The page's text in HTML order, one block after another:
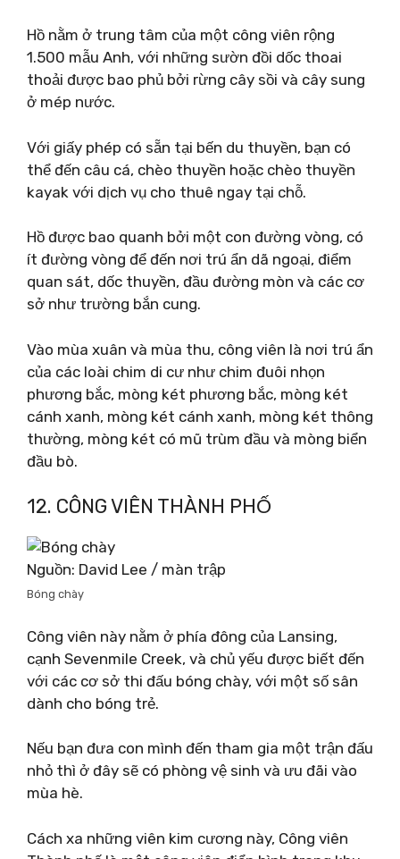
Hồ nằm ở trung tâm của một công viên rộng
1.500 mẫu Anh, với những sườn đồi dốc thoai
thoải được bao phủ bởi rừng cây sồi và cây sung
ở mép nước.
Với giấy phép có sẵn tại bến du thuyền, bạn có
thể đến câu cá, chèo thuyền hoặc chèo thuyền
kayak với dịch vụ cho thuê ngay tại chỗ.
Hồ được bao quanh bởi một con đường vòng, có
ít đường vòng để đến nơi trú ẩn dã ngoại, điểm
quan sát, dốc thuyền, đầu đường mòn và các cơ
sở như trường bắn cung.
Vào mùa xuân và mùa thu, công viên là nơi trú ẩn
của các loài chim di cư như chim đuôi nhọn
phương bắc, mòng két phương bắc, mòng két
cánh xanh, mòng két cánh xanh, mòng két thông
thường, mòng két có mũ trùm đầu và mòng biển
đầu bò.
12. CÔNG VIÊN THÀNH PHỐ
Nguồn: David Lee / màn trập
Bóng chày
Công viên này nằm ở phía đông của Lansing,
cạnh Sevenmile Creek, và chủ yếu được biết đến
với các cơ sở thi đấu bóng chày, với một số sân
dành cho bóng trẻ.
Nếu bạn đưa con mình đến tham gia một trận đấu
nhỏ thì ở đây sẽ có phòng vệ sinh và ưu đãi vào
mùa hè.
Cách xa những viên kim cương này, Công viên